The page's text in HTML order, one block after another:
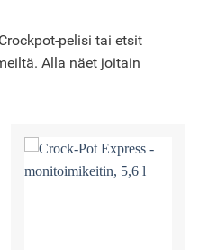
pelisi tai etsit
Alla näet joitain